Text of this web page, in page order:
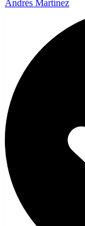
Andrés Martínez